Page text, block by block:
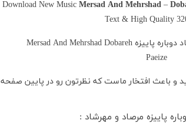
Download New MusicMersad And Mehrshad –
Text & High Quality
و باعث افتخار ماست که نظرتون رو در پایین صفحه
پاییزه مرصاد و مهرشاد :